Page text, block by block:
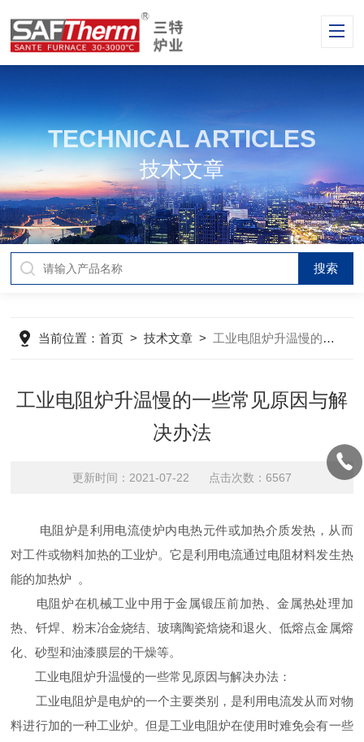
TECHNICAL ARTICLES
技术文章
当前位置：首页 >技术文章 > 工业电阻炉升温慢的一些常见原因与解决办法
工业电阻炉升温慢的一些常见原因与解
决办法
更新时间：2021-07-22 点击次数：6567
电阻炉是利用电流使炉内电热元件或加热介质发热，从而
对工件或物料加热的工业炉。它是利用电流通过电阻材料发生热
能的加热炉 。
电阻炉在机械工业中用于金属锻压前加热、金属热处理加
热、钎焊、粉末冶金烧结、玻璃陶瓷焙烧和退火、低熔点金属熔
化、砂型和油漆膜层的干燥等。
工业电阻炉升温慢的一些常见原因与解决办法：
工业电阻炉是电炉的一个主要类别，是利用电流发从而对物
料进行加的一种工业炉。但是工业电阻炉在使用时难免会有一些